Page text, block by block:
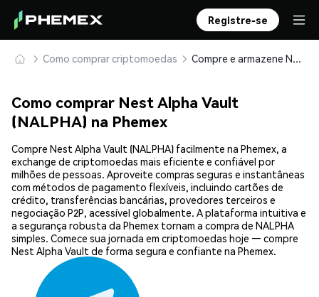
Registre-se
Como comprar criptomoedas Compre e armazene Nest Alpha Vault (NALPHA) com segurança
Como comprar Nest Alpha Vault
(NALPHA) na Phemex
Compre Nest Alpha Vault (NALPHA) facilmente na Phemex, a
exchange de criptomoedas mais eficiente e confiável por
milhões de pessoas. Aproveite compras seguras e instantâneas
com métodos de pagamento flexíveis, incluindo cartões de
crédito, transferências bancárias, provedores terceiros e
negociação P2P, acessível globalmente. A plataforma intuitiva e
a segurança robusta da Phemex tornam a compra de NALPHA
simples. Comece sua jornada em criptomoedas hoje — compre
Nest Alpha Vault de forma segura e confiante na Phemex.